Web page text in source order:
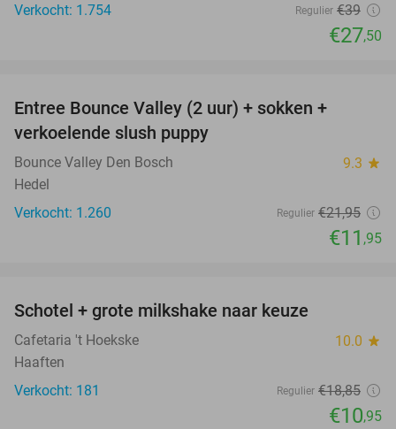
Verkocht: 1.754
Regulier €39
€27,50
Entree Bounce Valley (2 uur) + sokken +
verkoelende slush puppy
Bounce Valley Den Bosch 9.3 star
Hedel
Verkocht: 1.260
Regulier €21,95
€11 ,95
Schotel + grote milkshake naar keuze
Cafetaria 't Hoekske 10.0 star
Haaften
Verkocht: 181
Regulier €18,85
€10,95